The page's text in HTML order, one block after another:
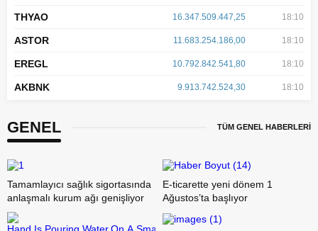
THYAO 16.347.509.447,25 18:10
ASTOR 11.683.254.186,00 18:10
EREGL 10.792.842.541,80 18:10
AKBNK 9.913.742.524,30 18:10
GENEL TÜM GENEL HABERLERİ
Tamamlayıcı sağlık sigortasında
anlaşmalı kurum ağı genişliyor
E-ticarette yeni dönem 1
Ağustos’ta başlıyor